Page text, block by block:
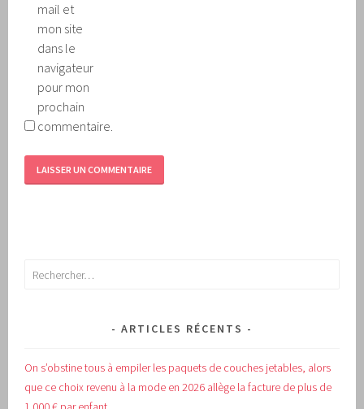
mail et
mon site
dans le
navigateur
pour mon
prochain
commentaire.
Rechercher :
ARTICLES RÉCENTS
On s’obstine tous à empiler les paquets de couches jetables, alors
que ce choix revenu à la mode en 2026 allège la facture de plus de